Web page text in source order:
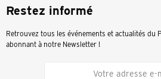
Restez informé
Retrouvez tous les événements et actualités du
abonnant à notre Newsletter !